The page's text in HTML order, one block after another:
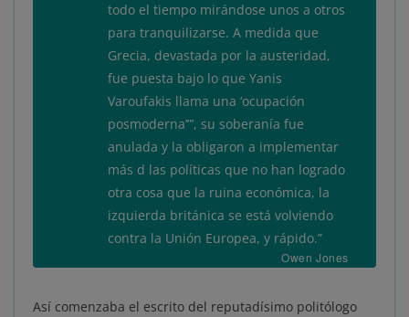
todo el tiempo mirándose unos a otros
para tranquilizarse. A medida que
Grecia, devastada por la austeridad,
fue puesta bajo lo que Yanis
Varoufakis llama una ‘ocupación
posmoderna’”’, su soberanía fue
anulada y la obligaron a implementar
más d las políticas que no han logrado
otra cosa que la ruina económica, la
izquierda británica se está volviendo
contra la Unión Europea, y rápido.”
Owen Jones
Así comenzaba el escrito del reputadísimo politólogo